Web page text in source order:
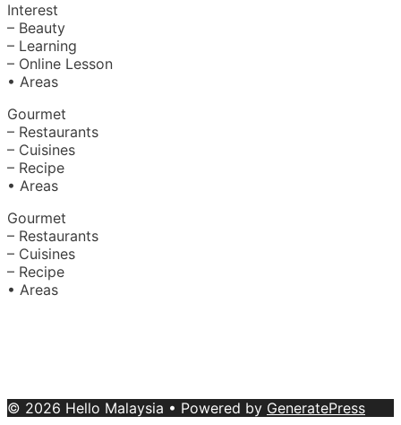
Interest
– Beauty
– Learning
– Online Lesson
• Areas
Gourmet
– Restaurants
– Cuisines
– Recipe
• Areas
Gourmet
– Restaurants
– Cuisines
– Recipe
• Areas
© 2026 Hello Malaysia • Powered by GeneratePress